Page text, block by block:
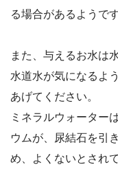
る場合があるようです
また、与えるお水は
水道水が気になるよ
あげてください。
ミネラルウォーター
ウムが、尿結石を引
め、よくないとされ